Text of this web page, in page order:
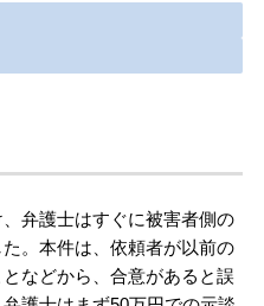
弁護士はすぐに被害者側の
。本件は、依頼者が以前の
などから、合意があると誤